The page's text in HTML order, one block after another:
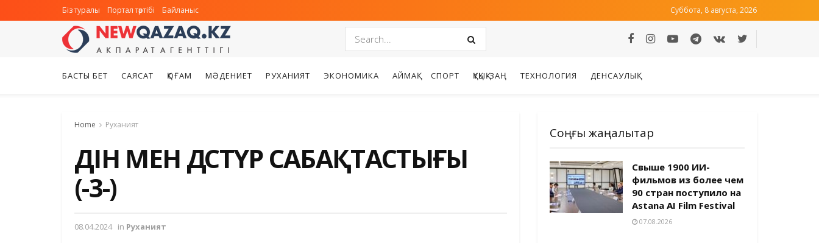
Біз туралы Портал тәртібі Байланыс Суббота, 8 августа, 2026
БАСТЫ БЕТ САЯСАТ ҚОҒАМ МӘДЕНИЕТ РУХАНИЯТ ЭКОНОМИКА АЙМАҚ СПОРТ ҚҰҚЫҚ-ЗАҢ ТЕХНОЛОГИЯ ДЕНСАУЛЫҚ
Home Руханият
ДІН МЕН ДӘСТҮР САБАҚТАСТЫҒЫ
(-3-)
08.04.2024 in Руханият
Соңғы жаңалықтар
Свыше 1900 ИИ-
фильмов из более чем
90 стран поступило на
Astana AI Film Festival
07.08.2026